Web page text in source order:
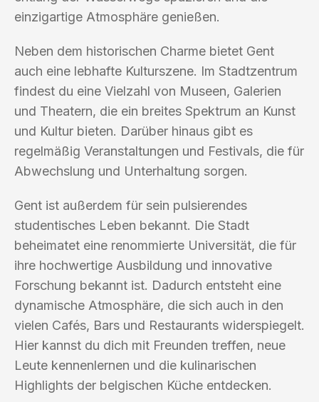
einzigartige Atmosphäre genießen.
Neben dem historischen Charme bietet Gent
auch eine lebhafte Kulturszene. Im Stadtzentrum
findest du eine Vielzahl von Museen, Galerien
und Theatern, die ein breites Spektrum an Kunst
und Kultur bieten. Darüber hinaus gibt es
regelmäßig Veranstaltungen und Festivals, die für
Abwechslung und Unterhaltung sorgen.
Gent ist außerdem für sein pulsierendes
studentisches Leben bekannt. Die Stadt
beheimatet eine renommierte Universität, die für
ihre hochwertige Ausbildung und innovative
Forschung bekannt ist. Dadurch entsteht eine
dynamische Atmosphäre, die sich auch in den
vielen Cafés, Bars und Restaurants widerspiegelt.
Hier kannst du dich mit Freunden treffen, neue
Leute kennenlernen und die kulinarischen
Highlights der belgischen Küche entdecken.